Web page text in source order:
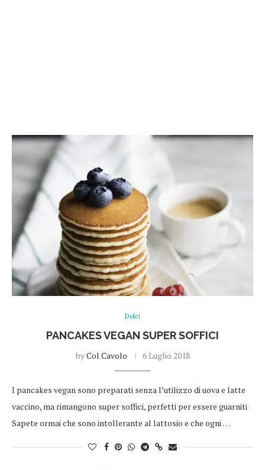
Dolci
PANCAKES VEGAN SUPER SOFFICI
byCol Cavolo 6 Luglio 2018
I pancakes vegan sono preparati senza l’utilizzo di uova e latte
vaccino, ma rimangono super soffici, perfetti per essere guarniti
Sapete ormai che sono intollerante al lattosio e che ogni …